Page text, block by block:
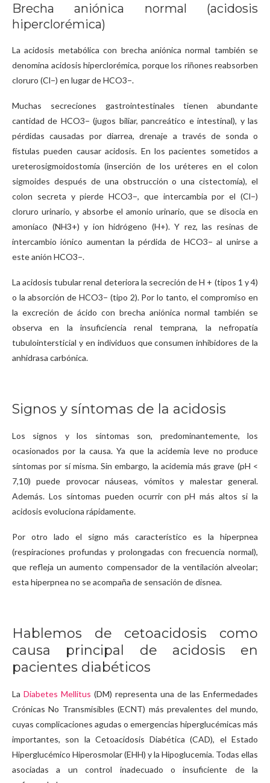
​Brecha aniónica normal (acidosis
hiperclorémica)
​La acidosis metabólica con brecha aniónica normal también se
denomina acidosis hiperclorémica, porque los riñones reabsorben
cloruro (Cl−) en lugar de HCO3−.
Muchas secreciones gastrointestinales tienen abundante
cantidad de HCO3− (jugos biliar, pancreático e intestinal), y las
pérdidas causadas por diarrea, drenaje a través de sonda o
fístulas pueden causar acidosis. En los pacientes sometidos a
ureterosigmoidostomía (inserción de los uréteres en el colon
sigmoides después de una obstrucción o una cistectomía), el
colon secreta y pierde HCO3−, que intercambia por el (Cl−)
cloruro urinario, y absorbe el amonio urinario, que se disocia en
amoníaco (NH3+) y ion hidrógeno (H+). Y rez, las resinas de
intercambio iónico aumentan la pérdida de HCO3− al unirse a
este anión HCO3−.
La acidosis tubular renal deteriora la secreción de H + (tipos 1 y 4)
o la absorción de HCO3− (tipo 2). Por lo tanto, el compromiso en
la excreción de ácido con brecha aniónica normal también se
observa en la insuficiencia renal temprana, la nefropatía
tubulointersticial y en individuos que consumen inhibidores de la
anhidrasa carbónica.
Signos y síntomas de la acidosis
Los signos y los síntomas son, predominantemente, los
ocasionados por la causa. Ya que la acidemia leve no produce
síntomas por sí misma. Sin embargo, la acidemia más grave (pH <
7,10) puede provocar náuseas, vómitos y malestar general.
Además. Los síntomas pueden ocurrir con pH más altos si la
acidosis evoluciona rápidamente.
Por otro lado el signo más característico es la hiperpnea
(respiraciones profundas y prolongadas con frecuencia normal),
que refleja un aumento compensador de la ventilación alveolar;
esta hiperpnea no se acompaña de sensación de disnea.
Hablemos de cetoacidosis como
causa principal de acidosis en
pacientes diabéticos
La Diabetes Mellitus (DM) representa una de las Enfermedades
Crónicas No Transmisibles (ECNT) más prevalentes del mundo,
cuyas complicaciones agudas o emergencias hiperglucémicas más
importantes, son la Cetoacidosis Diabética (CAD), el Estado
Hiperglucémico Hiperosmolar (EHH) y la Hipoglucemia. Todas ellas
asociadas a un control inadecuado o insuficiente de la